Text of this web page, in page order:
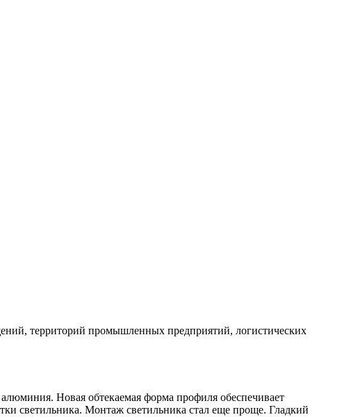
территорий промышленных предприятий, логистических
Новая обтекаемая форма профиля обеспечивает
светильника. Монтаж светильника стал еще проще. Гладкий